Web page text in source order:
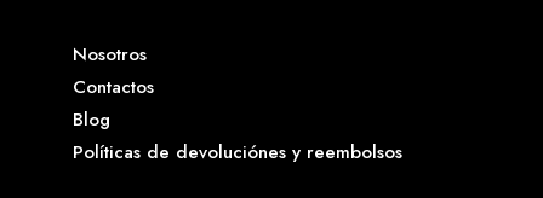
Nosotros
Contactos
Blog
Políticas de devoluciónes y reembolsos